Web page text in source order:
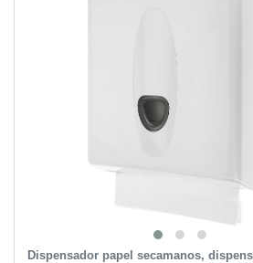
Dispensador papel secamanos,